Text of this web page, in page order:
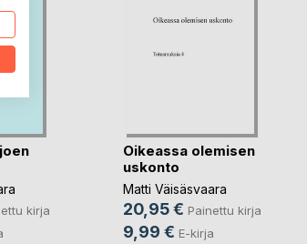
kirja
Oikeassa olemisen
uskonto
Matti Väisäsvaara
20,95 € Painettu kirja
9,99 € E-kirja